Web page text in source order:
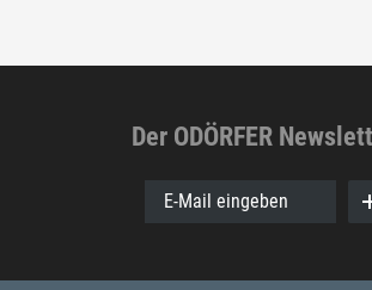
Der ODÖRFER
E-Mail eingeben